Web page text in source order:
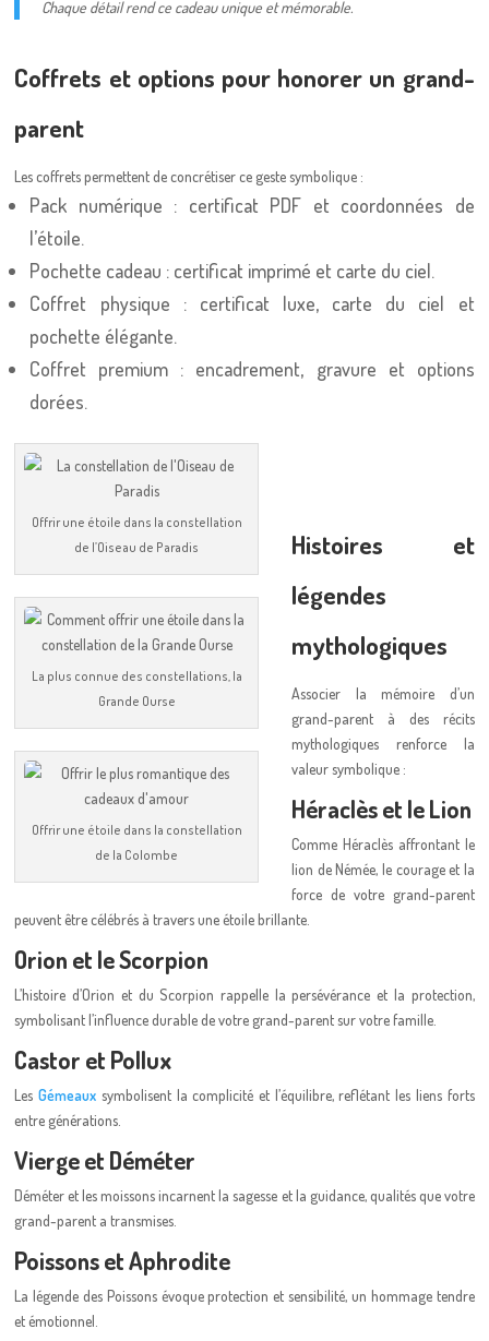
Chaque détail rend ce cadeau unique et mémorable.
Coffrets et options pour honorer un grand-
parent
Les coffrets permettent de concrétiser ce geste symbolique :
Pack numérique : certificat PDF et coordonnées de
l’étoile.
Pochette cadeau : certificat imprimé et carte du ciel.
Coffret physique : certificat luxe, carte du ciel et
pochette élégante.
Coffret premium : encadrement, gravure et options
dorées.
Offrir une étoile dans la constellation
de l’Oiseau de Paradis
La plus connue des constellations, la
Grande Ourse
Offrir une étoile dans la constellation
de la Colombe
Histoires et
légendes
mythologiques
Associer la mémoire d’un
grand-parent à des récits
mythologiques renforce la
valeur symbolique :
Héraclès et le Lion
Comme Héraclès affrontant le
lion de Némée, le courage et la
force de votre grand-parent
peuvent être célébrés à travers une étoile brillante.
Orion et le Scorpion
L’histoire d’Orion et du Scorpion rappelle la persévérance et la protection,
symbolisant l’influence durable de votre grand-parent sur votre famille.
Castor et Pollux
LesGémeaux symbolisent la complicité et l’équilibre, reflétant les liens forts
entre générations.
Vierge et Déméter
Déméter et les moissons incarnent la sagesse et la guidance, qualités que votre
grand-parent a transmises.
Poissons et Aphrodite
La légende des Poissons évoque protection et sensibilité, un hommage tendre
et émotionnel.